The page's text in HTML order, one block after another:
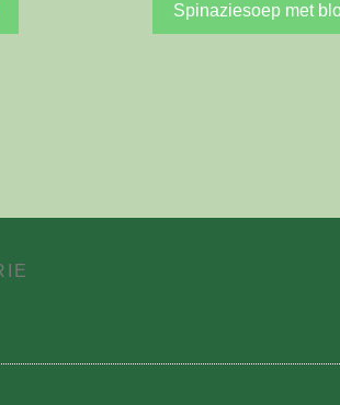
Spinaziesoep met